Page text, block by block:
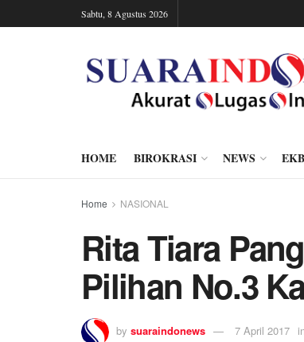
Sabtu, 8 Agustus 2026
HOME BIROKRASI NEWS
Home NASIONAL
Rita Tiara
Pilihan No.3
by suaraindonews 7 April 2017